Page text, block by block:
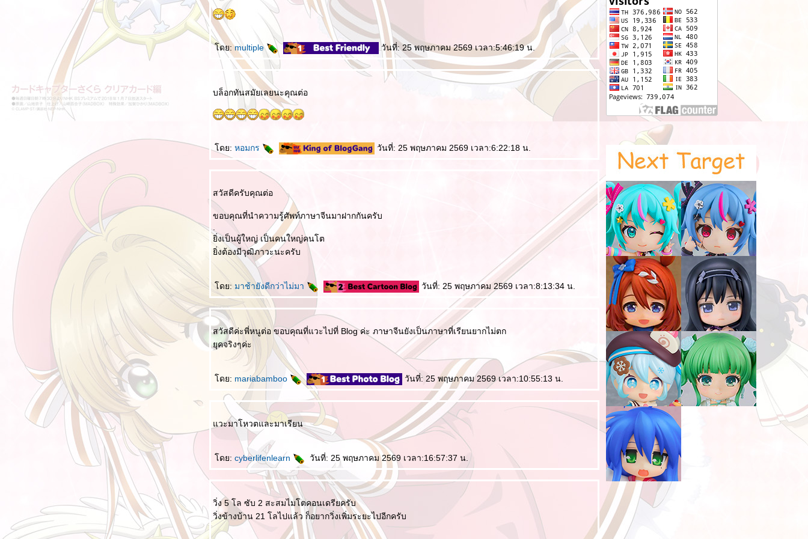
หาก...... 如果...... และความคิดอันแหลมคมของ
Quote คำพูดแสดงความเป็นประเทศจีน
2 เรื่องเล่าโควิด ในจีน
คำศัพท์เกี่ยวกับการล็อคดาวน์
Quote คำพูดจากภาวะวิกฤตโรคระบาดในจีน
เปิดโลกประเทศจีนจากทวิตเตอร์
คำศัพท์แปลกๆ ที่เคยเจอ
ผิดแล้วผิดเล
เป่ายิ้งฉุบ 石头剪刀布
สั่งอาหารในจีน II
สั่งอาหารในจีน
คนที่มีความสุข 有福气的人
ซื้อของในห้างที่จีน
上 ในความหมายอื่น
หนังสือเรียนชั้นประถมของจีน
从现在开始 ตั้งแต่นี้เป็นต้นไป
สอนภาษาไทยให้คนจีน II
ความสุขสูงสุดในชีวิตคือ 人生最幸福的是
三个儿子 เด็กสามคน
สู้ๆ 加油！
สอนภาษาไทยให้คนจีน
พระนามในหลวงรัชกาลที่ 10 (ภาษาจีน)
เรียนรู้จากฤดูที่แตกต่าง
เรียนรู้ศัพท์ใหม่จากโปรแกรมพิมพ์ภาษาจีน
生日礼物 ของขวัญวันเกิด (ตลกร้าย)
คำที่ได้ยินบ่อยๆ ในออฟฟิศ
พูดเรื่องดวงดาว
ดย:multiple วันที่: 25 พฤษภาคม 2569 เวลา:5:46:19 น.
บล็อกทันสมัยเลยนะคุณต่อ
ดย: หอมกร วันที่: 25 พฤษภาคม 2569 เวลา:6:22:18 น.
สวัสดีครับคุณต่อ
ขอบคุณที่นำความรู้ศัพท์ภาษาจีนมาฝากกันครับ
ิ่งเป็นผู้ใหญ่ เป็นคนใหญ่คนโต
ิ่งต้องมีวุฒิภาวะนะครับ
ดย: มาช้ายังดีกว่าไม่มา วันที่: 25 พฤษภาคม 2569 เวลา:8:13:34 น.
สวัสดีค่ะพี่หนูต่อ ขอบคุณที่แวะไปที่ Blog ค่ะ ภาษาจีนยังเป็นภาษาที่เรียนยากไม่ตก
ุคจริงๆค่ะ
ดย: mariabamboo วันที่: 25 พฤษภาคม 2569 เวลา:10:55:13 น.
วะมาโหวตและมาเรียน
ดย: cyberlifenlearn วันที่: 25 พฤษภาคม 2569 เวลา:16:57:37 น.
วิ่ง 5 โล ซับ 2 สะสมไมโตคอนเดรียครับ
วิ่งข้างบ้าน 21 โลไปแล้ว ก็อยากวิ่งเพิ่มระยะไปอีกครับ